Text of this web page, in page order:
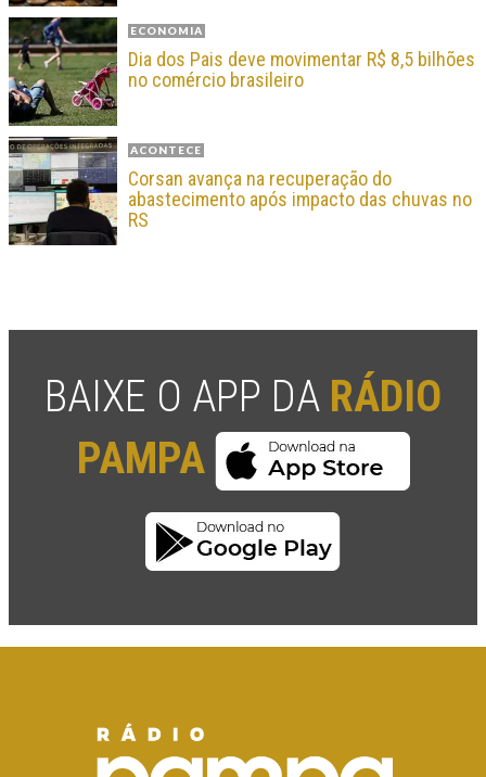
ECONOMIA
Dia dos Pais deve movimentar R$ 8,5 bilhões
no comércio brasileiro
ACONTECE
Corsan avança na recuperação do
abastecimento após impacto das chuvas no
RS
BAIXE O APP DA RÁDIO
PAMPA